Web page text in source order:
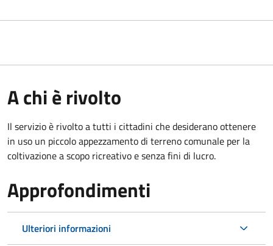
A chi è rivolto
Il servizio è rivolto a tutti i cittadini che desiderano ottenere
in uso un piccolo appezzamento di terreno comunale per la
coltivazione a scopo ricreativo e senza fini di lucro.
Approfondimenti
Ulteriori informazioni